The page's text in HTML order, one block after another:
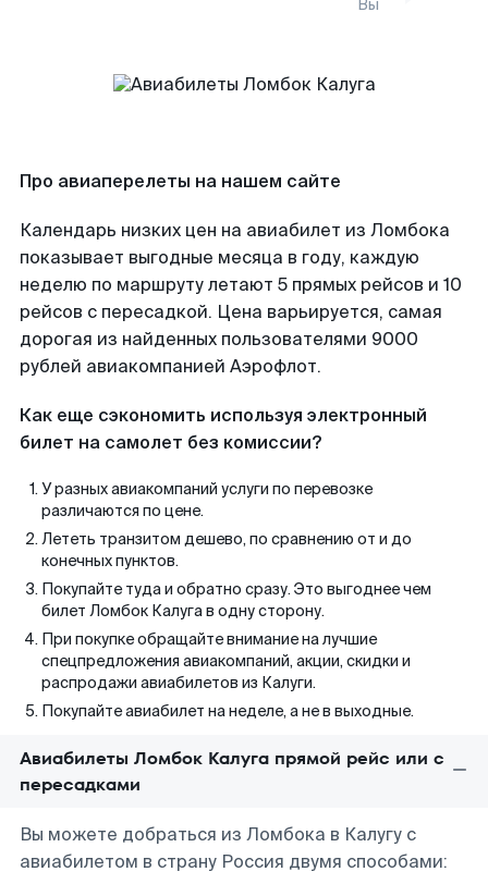
Вы
Про авиаперелеты на нашем сайте
Календарь низких цен на авиабилет из Ломбока
показывает выгодные месяца в году, каждую
неделю по маршруту летают 5 прямых рейсов и 10
рейсов с пересадкой. Цена варьируется, самая
дорогая из найденных пользователями 9000
рублей авиакомпанией Аэрофлот.
Как еще сэкономить используя электронный
билет на самолет без комиссии?
У разных авиакомпаний услуги по перевозке
различаются по цене.
Лететь транзитом дешево, по сравнению от и до
конечных пунктов.
Покупайте туда и обратно сразу. Это выгоднее чем
билет Ломбок Калуга в одну сторону.
При покупке обращайте внимание на лучшие
спецпредложения авиакомпаний, акции, скидки и
распродажи авиабилетов из Калуги.
Покупайте авиабилет на неделе, а не в выходные.
Авиабилеты Ломбок Калуга прямой рейс или с
пересадками
Вы можете добраться из Ломбока в Калугу с
авиабилетом в страну Россия двумя способами: